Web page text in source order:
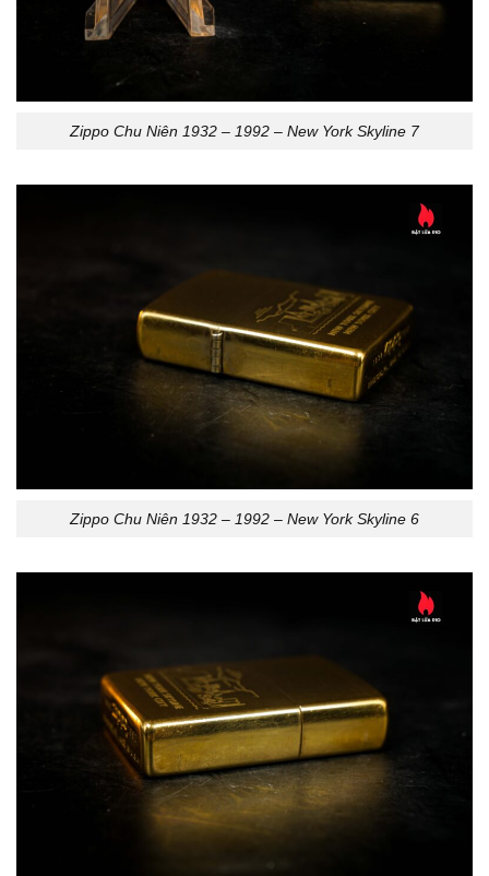
Zippo Chu Niên 1932 – 1992 – New York Skyline 7
Zippo Chu Niên 1932 – 1992 – New York Skyline 6